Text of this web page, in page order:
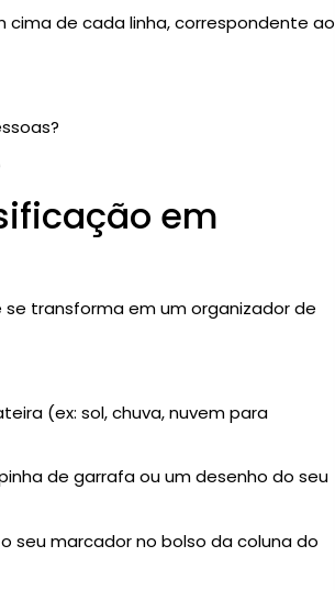
cima de cada linha, correspondente ao
em
transforma em um organizador de
(ex: sol, chuva, nuvem para
de garrafa ou um desenho do seu
seu marcador no bolso da coluna do